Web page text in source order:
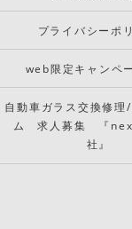
プライバシーポ
web限定キャンペ
自動車ガラス交換修理
ム 求人募集 『
社』